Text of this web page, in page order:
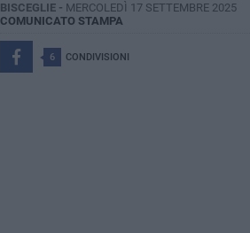
BISCEGLIE - MERCOLEDÌ 17 SETTEMBRE 2025
COMUNICATO STAMPA
6 CONDIVISIONI